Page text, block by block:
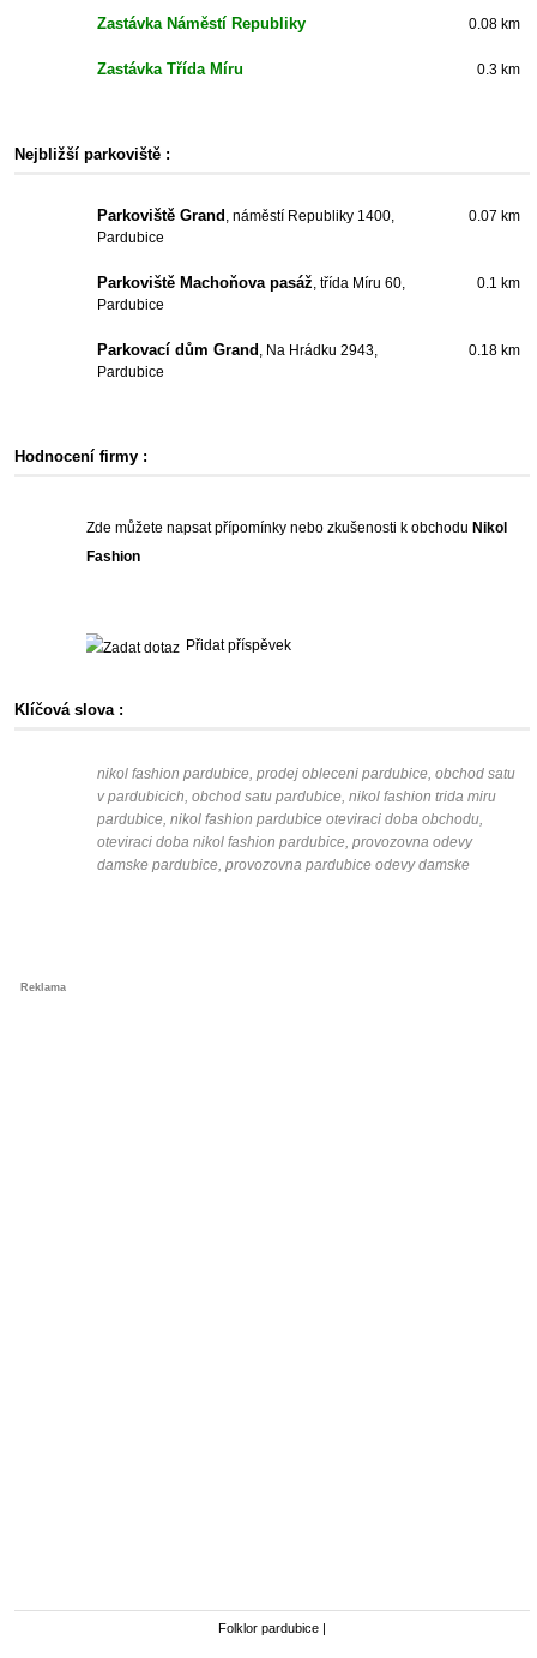
Zastávka Náměstí Republiky 0.08 km
Zastávka Třída Míru 0.3 km
Nejbližší parkoviště :
Parkoviště Grand , náměstí Republiky 1400,
Pardubice
0.07 km
Parkoviště Machoňova pasáž, třída Míru 60,
Pardubice
0.1 km
Parkovací dům Grand , Na Hrádku 2943,
Pardubice
0.18 km
Hodnocení firmy :
Zde můžete napsat přípomínky nebo zkušenosti k obchodu Nikol
Fashion
Přidat příspěvek
Klíčová slova :
nikol fashion pardubice, prodej obleceni pardubice, obchod satu
v pardubicich, obchod satu pardubice, nikol fashion trida miru
pardubice, nikol fashion pardubice oteviraci doba obchodu,
oteviraci doba nikol fashion pardubice, provozovna odevy
damske pardubice, provozovna pardubice odevy damske
Reklama
Folklor pardubice